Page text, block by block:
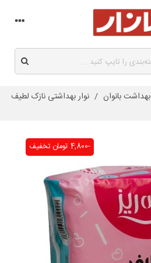
بهداشت بانوان / نوار بهداشتی نازک لطیف
تخفیف -4,800 تومان